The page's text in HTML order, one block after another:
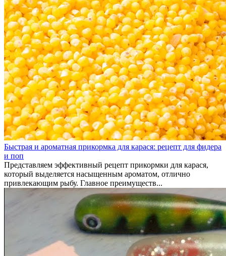
Быстрая и ароматная прикормка для карася: рецепт для фидера
и поп
Представляем эффективный рецепт прикормки для карася,
который выделяется насыщенным ароматом, отлично
привлекающим рыбу. Главное преимуществ...